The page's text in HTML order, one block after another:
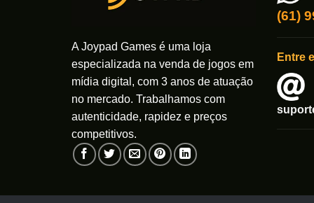
A Joypad Games é uma loja
especializada na venda de jogos em
mídia digital, com 3 anos de atuação
no mercado. Trabalhamos com
autenticidade, rapidez e preços
competitivos.
(61)
Entre